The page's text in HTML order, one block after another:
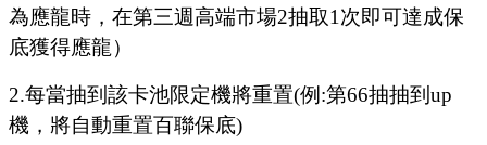
為應龍時，在第三週高端市場2抽取1次即可達成保
底獲得應龍）
2.每當抽到該卡池限定機將重置(例 :第66抽抽到 up
機，將自動重置百聯保底)